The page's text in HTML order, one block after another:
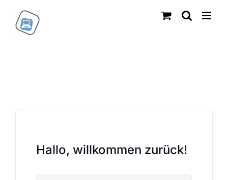
Inhalt
springen
Hallo, willkommen zurück!